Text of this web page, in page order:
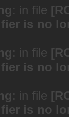
: in file
is no
: in file
is no
: in file
is no